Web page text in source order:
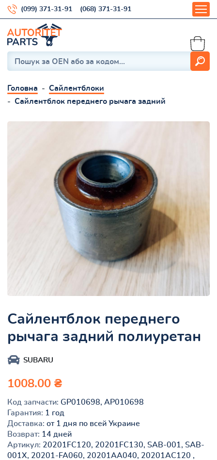
(099) 371-31-91 (068) 371-31-91
Головна
Сайлентблоки
Сайлентблок переднего рычага задний
Сайлентблок переднего
рычага задний полиуретан
SUBARU
1008.00 ₴
Код запчасти: GP010698, AP010698
Гарантия: 1 год
Доставка: от 1 дня по всей Украине
Возврат: 14 дней
Артикул: 20201FC120, 20201FC130, SAB-001, SAB-
001X, 20201-FA060, 20201AA040, 20201AC120 ,